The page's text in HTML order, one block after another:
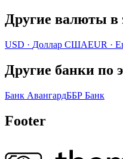
Другие валюты в
USD · Доллар СШАEUR ·
Другие банки по
Банк АвангардББР Банк
Footer